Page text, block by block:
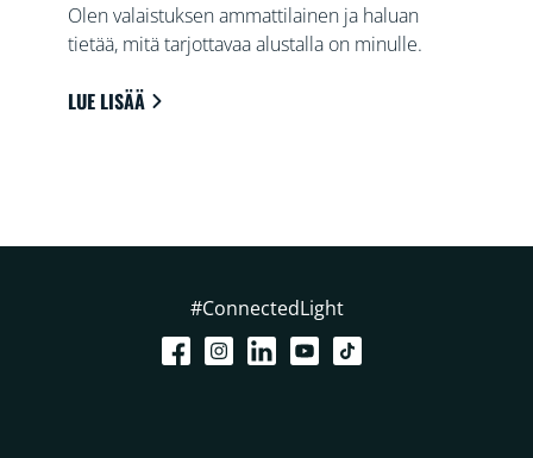
Olen valaistuksen ammattilainen ja haluan
tietää, mitä tarjottavaa alustalla on minulle.
LUE LISÄÄ
#ConnectedLight